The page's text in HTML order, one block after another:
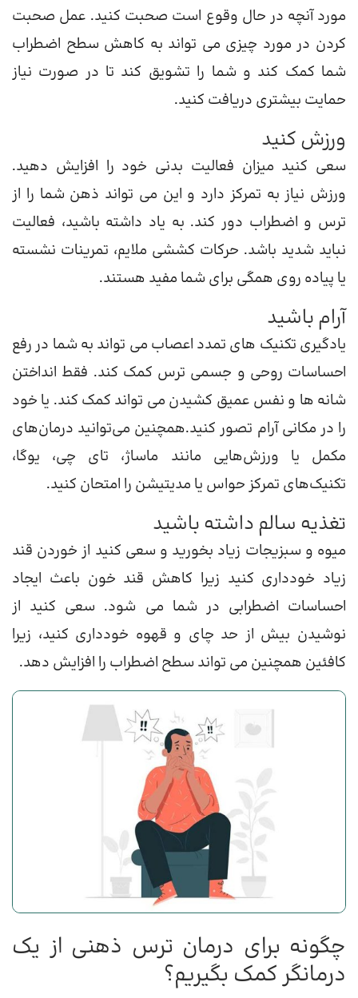
مورد آنچه در حال وقوع است صحبت کنید. عمل صحبت
کردن در مورد چیزی می تواند به کاهش سطح اضطراب
شما کمک کند و شما را تشویق کند تا در صورت نیاز
حمایت بیشتری دریافت کنید.
ورزش کنید
سعی کنید میزان فعالیت بدنی خود را افزایش دهید.
ورزش نیاز به تمرکز دارد و این می تواند ذهن شما را از
ترس و اضطراب دور کند. به یاد داشته باشید، فعالیت
نباید شدید باشد. حرکات کششی ملایم، تمرینات نشسته
یا پیاده روی همگی برای شما مفید هستند.
آرام باشید
یادگیری تکنیک های تمدد اعصاب می تواند به شما در رفع
احساسات روحی و جسمی ترس کمک کند. فقط انداختن
شانه ها و نفس عمیق کشیدن می تواند کمک کند. یا خود
را در مکانی آرام تصور کنید.همچنین می‌توانید درمان‌های
مکمل یا ورزش‌هایی مانند ماساژ، تای چی، یوگا،
تکنیک‌های تمرکز حواس یا مدیتیشن را امتحان کنید.
تغذیه سالم داشته باشید
میوه و سبزیجات زیاد بخورید و سعی کنید از خوردن قند
زیاد خودداری کنید زیرا کاهش قند خون باعث ایجاد
احساسات اضطرابی در شما می شود. سعی کنید از
نوشیدن بیش از حد چای و قهوه خودداری کنید، زیرا
کافئین همچنین می تواند سطح اضطراب را افزایش دهد.
چگونه برای درمان ترس ذهنی از یک
درمانگر کمک بگیریم؟